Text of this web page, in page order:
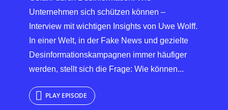
Unternehmen sich schützen können –
Interview mit wichtigen Insights von Uwe Wolff.
In einer Welt, in der Fake News und gezielte
Desinformationskampagnen immer häufiger
werden, stellt sich die Frage: Wie können...
PLAY EPISODE